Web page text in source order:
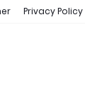
Privacy Policy